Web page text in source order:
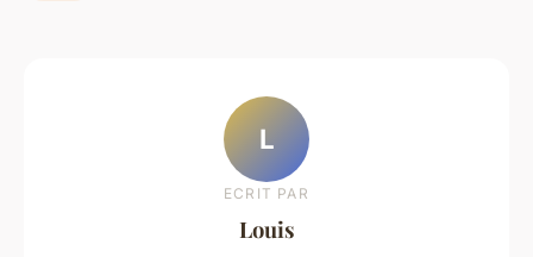
L
ECRIT PAR
Louis